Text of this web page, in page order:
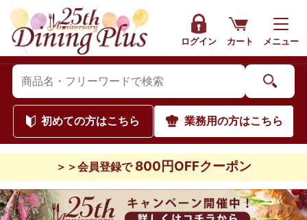
ログイン カート メニュー
初めての方はこちら 業務用の方はこちら
＞＞会員登録で 800円OFFクーポン